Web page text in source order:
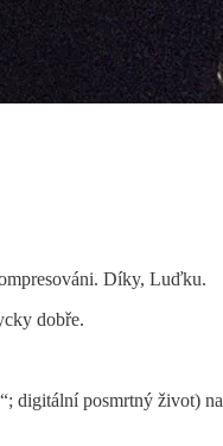
Díky, Luďku.
dobře.
digitální posmrtný život) na